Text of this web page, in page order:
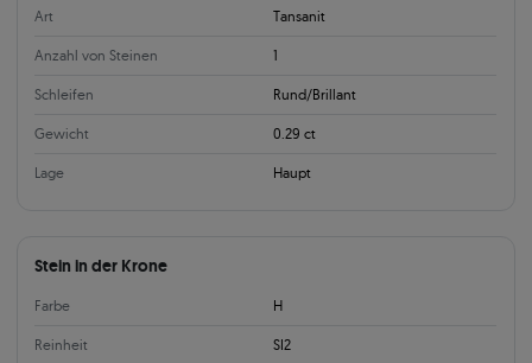
Art Tansanit
Anzahl von Steinen 1
Schleifen Rund/Brillant
Gewicht 0.29 ct
Lage Haupt
Stein in der Krone
Farbe H
Reinheit SI2